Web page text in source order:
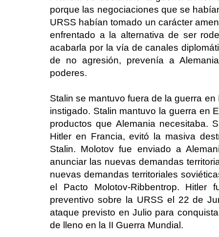
porque las negociaciones que se
URSS habían tomado un carácter
enfrentado a la alternativa de ser
acabarla por la vía de canales
de no agresión, prevenía a
poderes.
Stalin se mantuvo fuera de la guerra
instigado. Stalin mantuvo la guerra en
productos que Alemania necesitaba.
Hitler en Francia, evitó la masiva
Stalin. Molotov fue enviado a
anunciar las nuevas demandas
nuevas demandas territoriales
el Pacto Molotov-Ribbentrop.
preventivo sobre la URSS el 22 de
ataque previsto en Julio para
de lleno en la II Guerra Mundial.